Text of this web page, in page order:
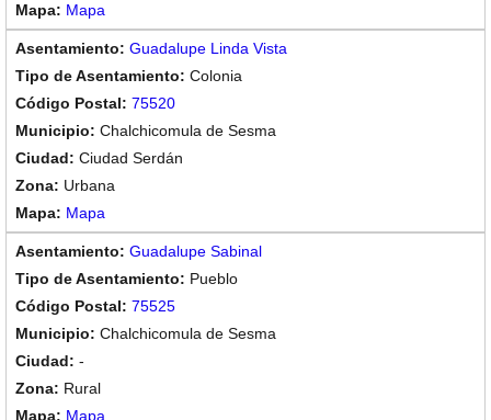
Mapa
Guadalupe Linda Vista
Colonia
75520
Chalchicomula de Sesma
Ciudad Serdán
Urbana
Mapa
Guadalupe Sabinal
Pueblo
75525
Chalchicomula de Sesma
-
Rural
Mapa